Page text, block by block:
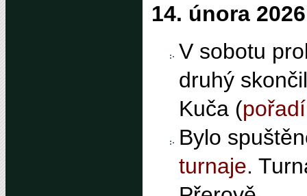
14. února 2026
V sobotu
druhý
Kuča (pořadí
Bylo
turnaje.